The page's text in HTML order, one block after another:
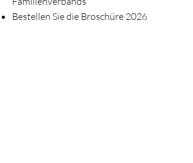
Bestellen Sie die Broschüre 2026